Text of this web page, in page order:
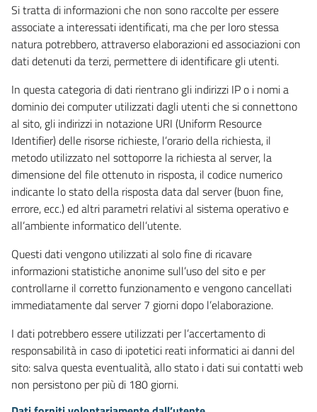
Si tratta di informazioni che non sono raccolte per essere
associate a interessati identificati, ma che per loro stessa
natura potrebbero, attraverso elaborazioni ed associazioni con
dati detenuti da terzi, permettere di identificare gli utenti.
In questa categoria di dati rientrano gli indirizzi IP o i nomi a
dominio dei computer utilizzati dagli utenti che si connettono
al sito, gli indirizzi in notazione URI (Uniform Resource
Identifier) delle risorse richieste, l’orario della richiesta, il
metodo utilizzato nel sottoporre la richiesta al server, la
dimensione del file ottenuto in risposta, il codice numerico
indicante lo stato della risposta data dal server (buon fine,
errore, ecc.) ed altri parametri relativi al sistema operativo e
all’ambiente informatico dell’utente.
Questi dati vengono utilizzati al solo fine di ricavare
informazioni statistiche anonime sull’uso del sito e per
controllarne il corretto funzionamento e vengono cancellati
immediatamente dal server 7 giorni dopo l’elaborazione.
I dati potrebbero essere utilizzati per l’accertamento di
responsabilità in caso di ipotetici reati informatici ai danni del
sito: salva questa eventualità, allo stato i dati sui contatti web
non persistono per più di 180 giorni.